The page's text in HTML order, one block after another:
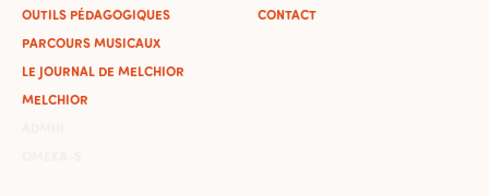
OUTILS PÉDAGOGIQUES
PARCOURS MUSICAUX
LE JOURNAL DE MELCHIOR
MELCHIOR
CONTACT